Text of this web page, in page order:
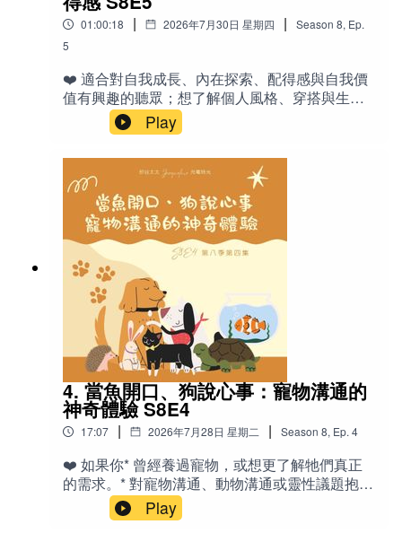
油：2/3杯特級初榨橄欖油（Rachael Ray會說EVOO）
大蒜：幾瓣，搗碎，喜歡大蒜味的可以多加
芥末：3湯匙準備好的穀物芥末
醋：約2湯匙白葡萄酒醋（我後來改用檸檬或萊姆汁代
甜度：1湯匙蜂蜜或糖（也可以不加）
薄荷：一杯新鮮薄荷葉，或和羅勒葉一半一半
調味料：鹽和胡椒
＊節目贊助商：
Flora Chen 房屋仲介 408-981-0730 (COMPASS 矽谷灣
要性） Little American（影集，壁球教練與孩子
的故事） 🎙️相關老節目：《Ep 23 陪孩子學音樂》
《Ep 25 陪小孩（自己）無痛建立Routine》
《S1E23 美國中學生活-和包子、饅頭姊姊閒聊》
《Ep 13 小孩生病了怎麼辦？（催眠專題一）》
《S4E5 完美主義人格 （一）》
recital：演奏會／發表會 GIG：演出／駐唱工
作 boundary：界限 guideline：指引／指導原
則 technique：技巧 structural：有結構的、系統
化的 portable：方便攜帶的 repertoire：曲目
庫 incentive：誘因／獎勵 overwhelm：壓垮、
不知所措 motivation：動機 ”tune in“ to your
kids：靜下心來感受／連結孩子 follow your
腦）、放空 🌟金句 「音樂在我生命中是很美好
的，但它不是全部。」 「寧可縮短時間，但盡量
不要間斷。」 「媽媽是你的一面鏡子，如果你不
需要天天照鏡子，就等到需要的時候再來找
我。」 「表演的目的不是表現自己，而是分享音
樂帶給你的快樂。」 「我們只是孩子帶到這個世
界上的其中一個資源而已。」 「小孩就算暫時不
學，只要還是喜歡音樂，就已經收到這份禮物
了。」 📚參考資料 《蜜蜂與月淚》（小說，引發
重新學琴的契機） Music Together（全美兒童音
樂課程） Music for Young Children（團體班教材
系統） Violin（YouTube Channel，強調練習重
要性） Little American（影集，壁球教練與孩子
的故事） 🎙️相關老節目：《Ep 23 陪孩子學音樂》
《Ep 25 陪小孩（自己）無痛建立Routine》
《S1E23 美國中學生活-和包子、饅頭姊姊閒聊》
《Ep 13 小孩生病了怎麼辦？（催眠專題一）》
01:00:18 | 2026年7月30日 星期四 | Season 8, Ep.
5
❤️ 適合對自我成長、內在探索、配得感與自我價
值有興趣的聽眾；想了解個人風格、穿搭與生活
品味如何反映內在狀態的人；正在摸索自己喜
好、面對別人模仿或批評時容易動搖的人；以及
家長、心理諮商相關從業者或想透過日常小事提
升自我覺察的現代人。特別適合曾聽過「配得
感」相關集數、想繼續深化自我認識的聽眾。✍️
品味不是「有」或「沒有」的固定特質，而是可
以慢慢認識、提升與改變的過程。這一集從配得
感出發，分享如何透過觀察自己真正喜歡什麼、
適合什麼，來提升內在的「我值得」感受。
Jacqueline用自身與家人、客戶的真實故事，說
明認識個人品味如何帶來「鬆弛感」、自然滿
足，以及面對別人「愛學」時的心態轉換。最後
也收錄女兒們的實用建議，幫助你從生活中開始
探索屬於自己的風格。🔤英文- style：風格 -
outfits：穿搭／服裝搭配 - vibe：氛圍／感覺 -
humility ：謙虛- Pinterest：Pinterest（圖片收藏
與靈感平台） - lab grown：實驗室培育的（人造
鑽石） - clients：客戶 - shopping：購物 -
shopaholic ：購物狂 - Cargo pants：工裝褲（有
多口袋的工作褲） - mall：購物中心 - copy cat：
抄襲者、模仿者 🌟重點與金句- 人生需要和諧與
不和諧的張力，才能成為「有意思」的故事。 -
Play
4. 當魚開口、狗說心事：寵物溝通的
神奇體驗 S8E4
17:07 | 2026年7月28日 星期二 | Season 8, Ep. 4
❤️ 如果你* 曾經養過寵物，或想更了解牠們真正
的需求。* 對寵物溝通、動物溝通或靈性議題抱持
好奇，但仍保持理性思考。* 相信動物擁有情感與
意識，希望建立更深層的人寵關係。* 喜歡聽真實
Play